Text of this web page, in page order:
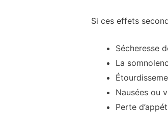
Si ces effets
Sécheresse
La
Nausées ou
Perte